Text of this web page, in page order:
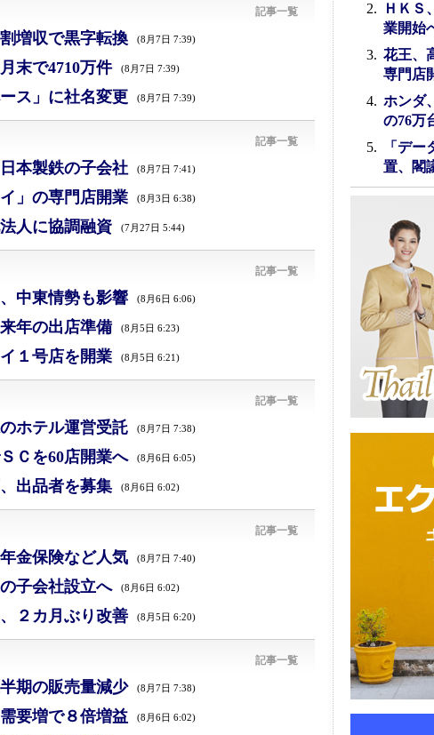
記事一覧
増収で黒字転換 (8月7日 7:39)
末で4710万件 (8月7日 7:39)
ス」に社名変更 (8月7日 7:39)
記事一覧
本製鉄の子会社 (8月7日 7:41)
」の専門店開業 (8月3日 6:38)
人に協調融資 (7月27日 5:44)
記事一覧
中東情勢も影響 (8月6日 6:06)
年の出店準備 (8月5日 6:23)
１号店を開業 (8月5日 6:21)
記事一覧
ホテル運営受託 (8月7日 7:38)
Ｃを60店開業へ (8月6日 6:05)
出品者を募集 (8月6日 6:02)
記事一覧
金保険など人気 (8月7日 7:40)
子会社設立へ (8月6日 6:02)
２カ月ぶり改善 (8月5日 6:20)
記事一覧
期の販売量減少 (8月7日 7:38)
要増で８倍増益 (8月6日 6:02)
ＨＫＳ
業開始
花王、
専門店
ホンダ
の76万
「デ
置、閣